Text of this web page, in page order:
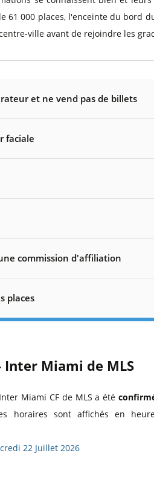
61 000 places, l'enceinte du
ville avant de rejoindre les
et ne vend pas de billets
faciale
commission d'affiliation
places
Inter Miami de MLS
Miami CF de MLS a été
horaires sont affichés en
22 Juillet 2026